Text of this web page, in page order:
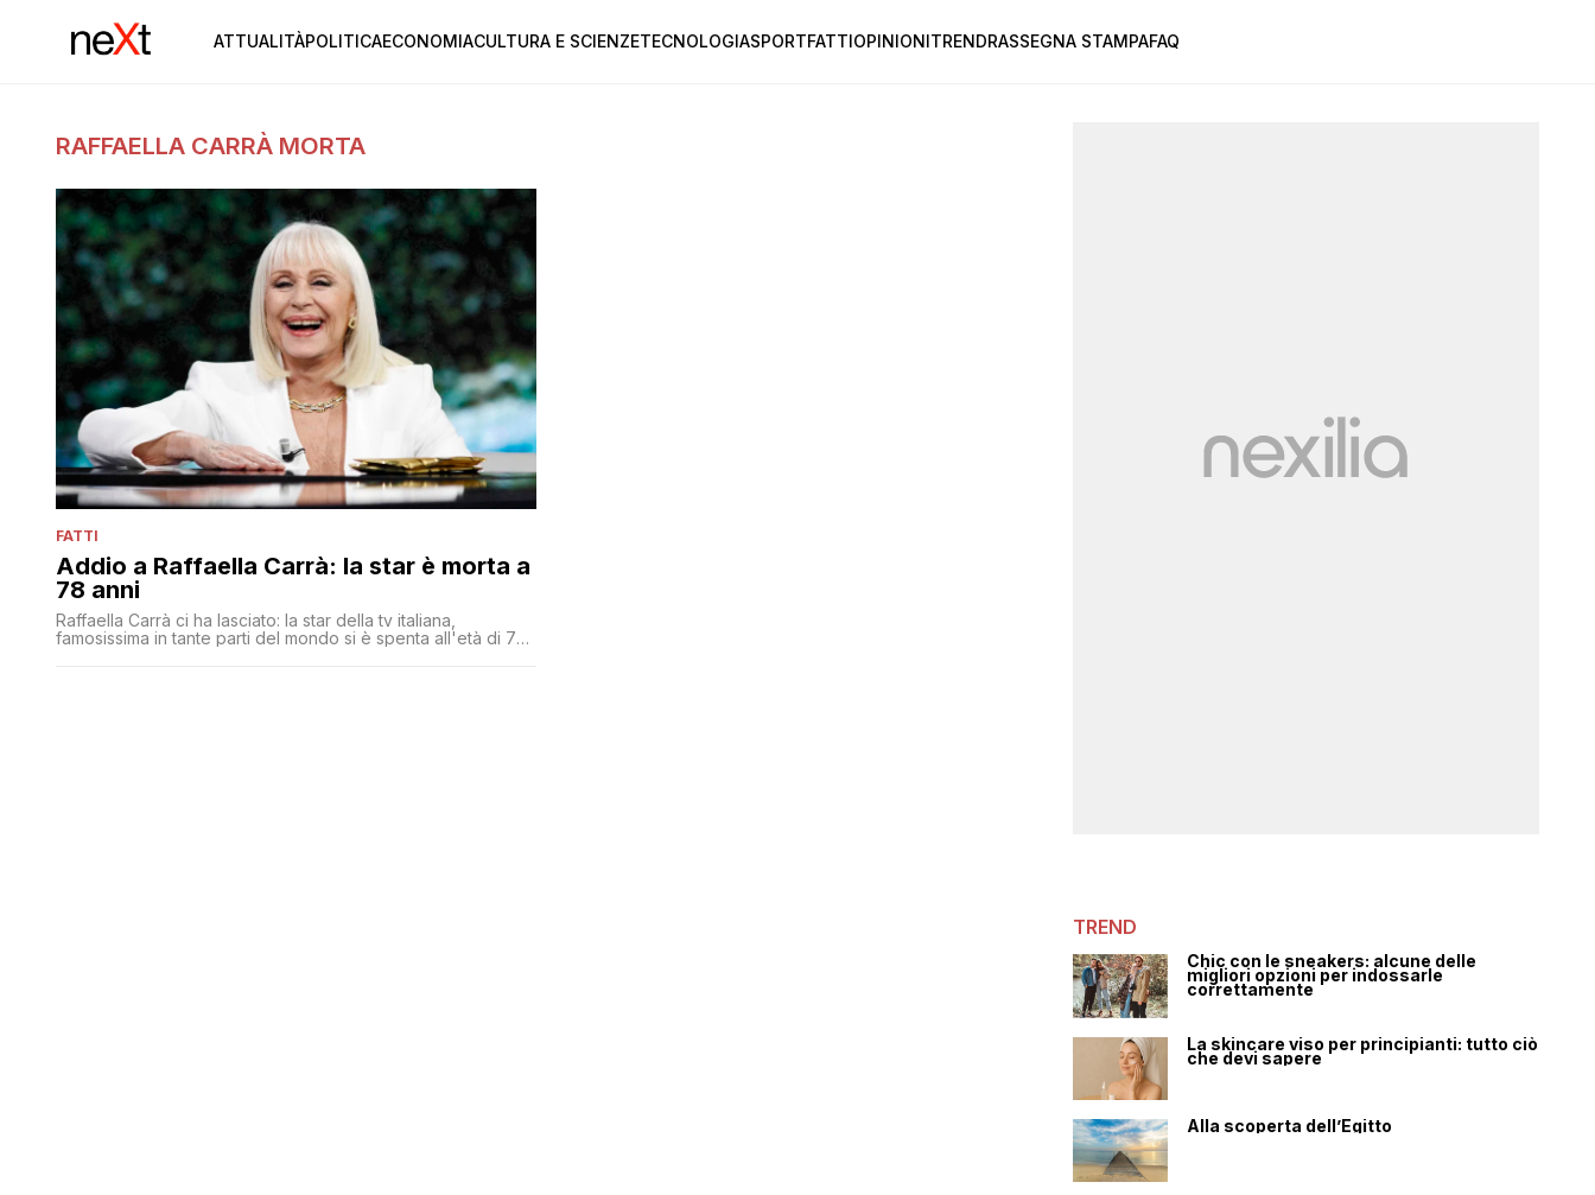
ATTUALITÀPOLITICAECONOMIACULTURA E SCIENZETECNOLOGIASPORTFATTIOPINIONITRENDRASSEGNA STAMPAFAQ
RAFFAELLA CARRÀ MORTA
FATTI
Addio a Raffaella Carrà: la star è morta a
78 anni
Raffaella Carrà ci ha lasciato: la star della tv italiana,
famosissima in tante parti del mondo si è spenta all'età di 78
TREND
Chic con le sneakers: alcune delle
migliori opzioni per indossarle
correttamente
La skincare viso per principianti: tutto ciò
che devi sapere
Alla scoperta dell’Egitto